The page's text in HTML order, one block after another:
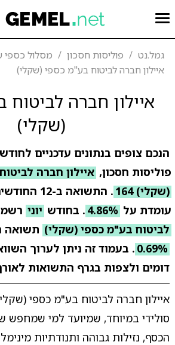
גמל.נט פוליסות חסכון
מסלול כספי
איילון חברה לביטוח בע"מ כספי (שקלי)
איילון חברה
(שקלי)
הנכם צופים בנתונים עדכניים לחודש
פוליסות חסכון, איילון חברה
(שקלי) 164
. התשואה ב-
עומדת על 4.86% . בחודש יוני
לביטוח בע"מ כספי (שקלי) תשואה
0.69% . בעמוד זה ניתן לערוך
דומים ולצפות בגרף התשואות
איילון חברה לביטוח בע"מ כספי
סולידי במיוחד, שמיועד למי שמחפש
הכסף, נזילות גבוהה ותנודתיות